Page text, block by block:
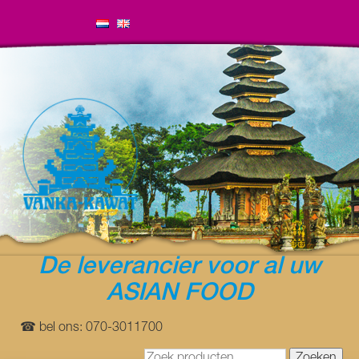
De leverancier voor al uw
ASIAN FOOD
☎ bel ons: 070-3011700